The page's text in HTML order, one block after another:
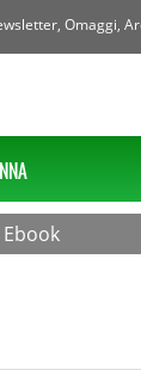
Omaggi,
Ebook